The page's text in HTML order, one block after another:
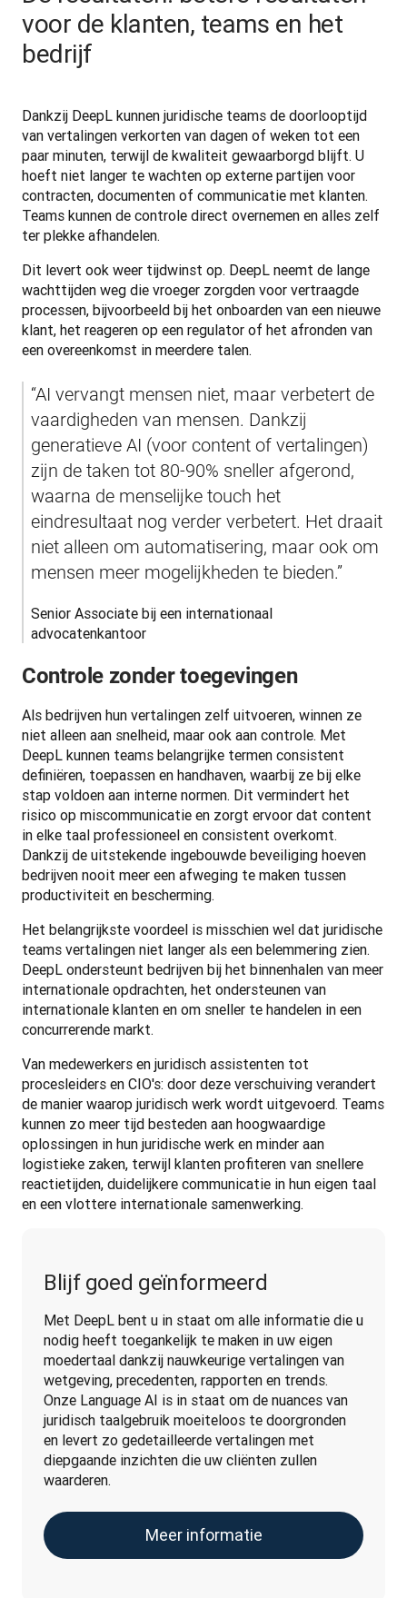
voor de klanten, teams en het
bedrijf
Dankzij DeepL kunnen juridische teams de doorlooptijd
van vertalingen verkorten van dagen of weken tot een
paar minuten, terwijl de kwaliteit gewaarborgd blijft. U
hoeft niet langer te wachten op externe partijen voor
contracten, documenten of communicatie met klanten.
Teams kunnen de controle direct overnemen en alles zelf
ter plekke afhandelen.
Dit levert ook weer tijdwinst op. DeepL neemt de lange
wachttijden weg die vroeger zorgden voor vertraagde
processen, bijvoorbeeld bij het onboarden van een nieuwe
klant, het reageren op een regulator of het afronden van
een overeenkomst in meerdere talen.
“AI vervangt mensen niet, maar verbetert de
vaardigheden van mensen. Dankzij
generatieve AI (voor content of vertalingen)
zijn de taken tot 80-90% sneller afgerond,
waarna de menselijke touch het
eindresultaat nog verder verbetert. Het draait
niet alleen om automatisering, maar ook om
mensen meer mogelijkheden te bieden.”
Senior Associate bij een internationaal
advocatenkantoor
Controle zonder toegevingen
Als bedrijven hun vertalingen zelf uitvoeren, winnen ze
niet alleen aan snelheid, maar ook aan controle. Met
DeepL kunnen teams belangrijke termen consistent
definiëren, toepassen en handhaven, waarbij ze bij elke
stap voldoen aan interne normen. Dit vermindert het
risico op miscommunicatie en zorgt ervoor dat content
in elke taal professioneel en consistent overkomt.
Dankzij de uitstekende ingebouwde beveiliging hoeven
bedrijven nooit meer een afweging te maken tussen
productiviteit en bescherming.
Het belangrijkste voordeel is misschien wel dat juridische
teams vertalingen niet langer als een belemmering zien.
DeepL ondersteunt bedrijven bij het binnenhalen van meer
internationale opdrachten, het ondersteunen van
internationale klanten en om sneller te handelen in een
concurrerende markt.
Van medewerkers en juridisch assistenten tot
procesleiders en CIO's: door deze verschuiving verandert
de manier waarop juridisch werk wordt uitgevoerd. Teams
kunnen zo meer tijd besteden aan hoogwaardige
oplossingen in hun juridische werk en minder aan
logistieke zaken, terwijl klanten profiteren van snellere
reactietijden, duidelijkere communicatie in hun eigen taal
en een vlottere internationale samenwerking.
Blijf goed geïnformeerd
Met DeepL bent u in staat om alle informatie die u
nodig heeft toegankelijk te maken in uw eigen
moedertaal dankzij nauwkeurige vertalingen van
wetgeving, precedenten, rapporten en trends.
Onze Language AI is in staat om de nuances van
juridisch taalgebruik moeiteloos te doorgronden
en levert zo gedetailleerde vertalingen met
diepgaande inzichten die uw cliënten zullen
waarderen.
Meer informatie